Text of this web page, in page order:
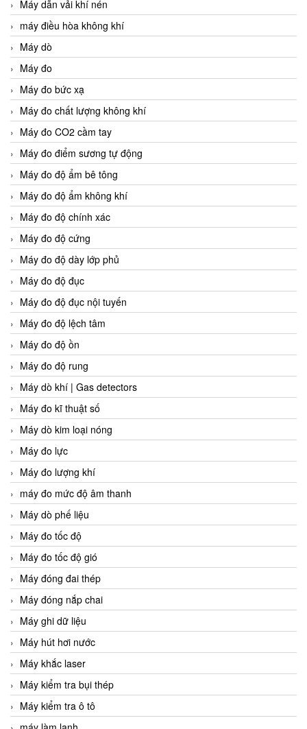
Máy dẫn vải khí nén
máy điều hòa không khí
Máy dò
Máy đo
Máy đo bức xạ
Máy đo chất lượng không khí
Máy đo CO2 cầm tay
Máy đo điểm sương tự động
Máy đo độ ẩm bê tông
Máy đo độ ẩm không khí
Máy đo độ chính xác
Máy đo độ cứng
Máy đo độ dày lớp phủ
Máy đo độ đục
Máy đo độ đục nội tuyến
Máy đo độ lệch tâm
Máy đo độ ồn
Máy đo độ rung
Máy dò khí | Gas detectors
Máy đo kĩ thuật số
Máy dò kim loại nóng
Máy đo lực
Máy đo lượng khí
máy đo mức độ âm thanh
Máy dò phế liệu
Máy đo tốc độ
Máy đo tốc độ gió
Máy đóng đai thép
Máy đóng nắp chai
Máy ghi dữ liệu
Máy hút hơi nước
Máy khắc laser
Máy kiểm tra bụi thép
Máy kiểm tra ô tô